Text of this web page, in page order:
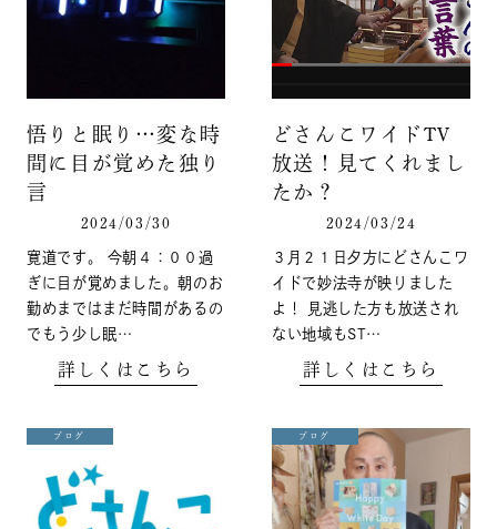
悟りと眠り…変な時
間に目が覚めた独り
言
2024/03/30
寛道です。 今朝４：００過
ぎに目が覚めました。朝のお
勤めまではまだ時間があるの
でもう少し眠…
詳しくはこちら
どさんこワイドTV
放送！見てくれまし
たか？
2024/03/24
３月２１日夕方にどさんこワ
イドで妙法寺が映りました
よ！ 見逃した方も放送され
ない地域もST…
詳しくはこちら
ブログ ブログ